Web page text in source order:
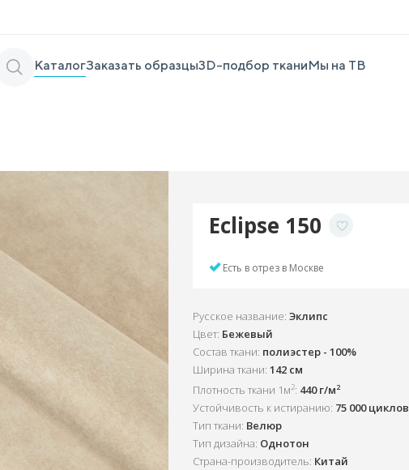
КаталогЗаказать образцы3D-подбор тканиМы на ТВ
Eclipse 150
Есть в отрез в Москве
Русское название: Эклипс
Цвет: Бежевый
Состав ткани: полиэстер - 100%
Ширина ткани: 142 см
Плотность ткани 1м2: 440 г/м2
Устойчивость к истиранию: 75 000 циклов
Тип ткани: Велюр
Тип дизайна: Однотон
Страна-производитель: Китай